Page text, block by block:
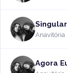
Singular
Anavitória
Agora